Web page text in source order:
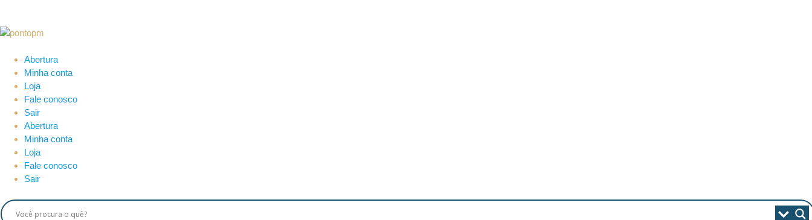
Abertura
Minha conta
Loja
Fale conosco
Sair
Abertura
Minha conta
Loja
Fale conosco
Sair